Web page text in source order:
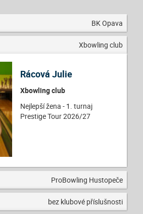
BK Opava
Xbowling club
Rácová Julie
Xbowling club
Nejlepší žena - 1. turnaj
Prestige Tour 2026/27
ProBowling Hustopeče
bez klubové příslušnosti